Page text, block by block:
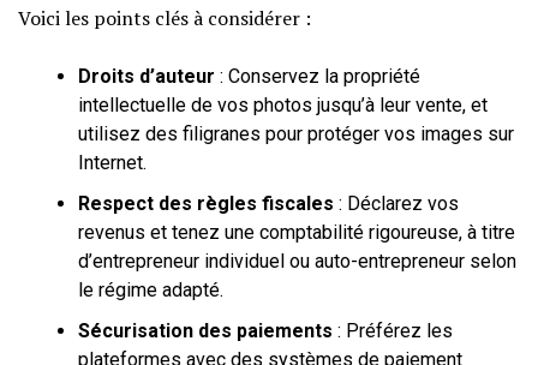
Voici les points clés à considérer :
Droits d’auteur : Conservez la propriété
intellectuelle de vos photos jusqu’à leur vente, et
utilisez des filigranes pour protéger vos images sur
Internet.
Respect des règles fiscales : Déclarez vos
revenus et tenez une comptabilité rigoureuse, à titre
d’entrepreneur individuel ou auto-entrepreneur selon
le régime adapté.
Sécurisation des paiements : Préférez les
plateformes avec des systèmes de paiement